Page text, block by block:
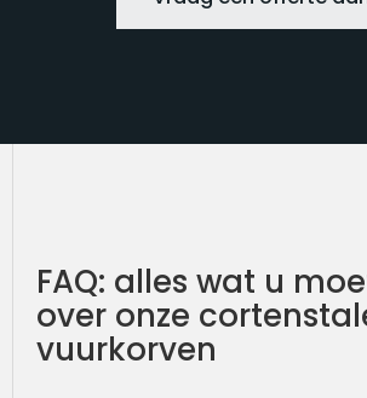
FAQ: alles wat u
over onze
vuurkorven